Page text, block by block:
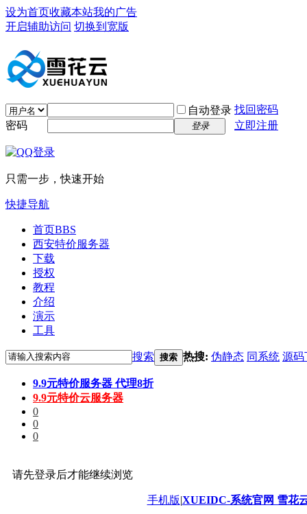
设为首页收藏本站我的广告
开启辅助访问 切换到宽版
自动登录 找回密码
密码
登录 立即注册
只需一步，快速开始
快捷导航
首页BBS
西安特价服务器
下载
授权
教程
介绍
演示
工具
搜索 搜索 热搜: 伪静态 同系统 源码
9.9元特价服务器 代理8折
9.9元特价云服务器
0
0
0
请先登录后才能继续浏览
手机版|XUEIDC-系统官网 雪花